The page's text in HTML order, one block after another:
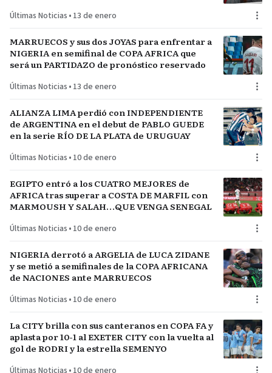
Últimas Noticias • 13 de enero
MARRUECOS y sus dos JOYAS para enfrentar a
NIGERIA en semifinal de COPA AFRICA que
será un PARTIDAZO de pronóstico reservado
Últimas Noticias • 13 de enero
ALIANZA LIMA perdió con INDEPENDIENTE
de ARGENTINA en el debut de PABLO GUEDE
en la serie RÍO DE LA PLATA de URUGUAY
Últimas Noticias • 10 de enero
EGIPTO entró a los CUATRO MEJORES de
AFRICA tras superar a COSTA DE MARFIL con
MARMOUSH Y SALAH…QUE VENGA SENEGAL
Últimas Noticias • 10 de enero
NIGERIA derrotó a ARGELIA de LUCA ZIDANE
y se metió a semifinales de la COPA AFRICANA
de NACIONES ante MARRUECOS
Últimas Noticias • 10 de enero
La CITY brilla con sus canteranos en COPA FA y
aplasta por 10-1 al EXETER CITY con la vuelta al
gol de RODRI y la estrella SEMENYO
Últimas Noticias • 10 de enero